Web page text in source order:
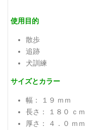
使用目的
散歩
追跡
犬訓練
サイズとカラー
幅： １９ ｍｍ
長さ： １８０ ｃｍ
厚さ： ４．０ ｍｍ